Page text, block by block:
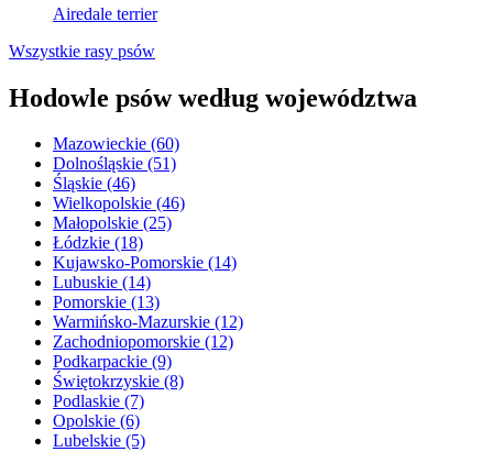
Airedale terrier
Wszystkie rasy psów
Hodowle psów według województwa
Mazowieckie (60)
Dolnośląskie (51)
Śląskie (46)
Wielkopolskie (46)
Małopolskie (25)
Łódzkie (18)
Kujawsko-Pomorskie (14)
Lubuskie (14)
Pomorskie (13)
Warmińsko-Mazurskie (12)
Zachodniopomorskie (12)
Podkarpackie (9)
Świętokrzyskie (8)
Podlaskie (7)
Opolskie (6)
Lubelskie (5)